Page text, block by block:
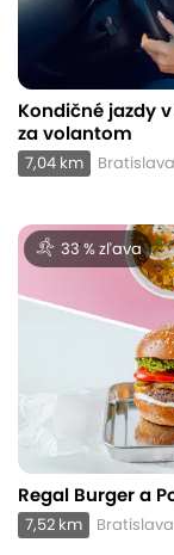
Kondičné jazdy
za volantom
7,04 km
33 % zľava
Regal Burger a
7,52 km